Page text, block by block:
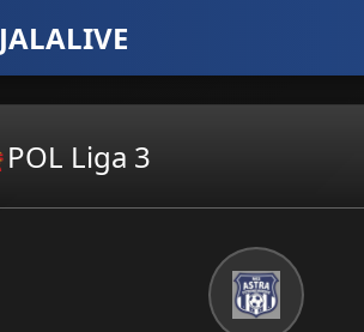
JALALIVE
POL Liga 3